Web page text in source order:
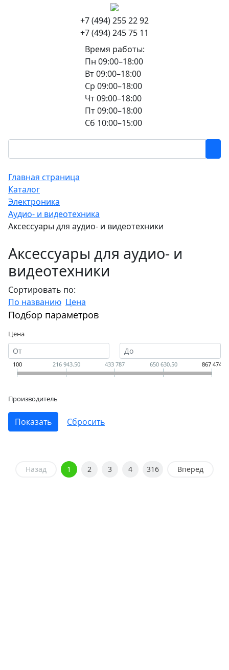
+7 (494) 255 22 92
+7 (494) 245 75 11
Время работы:
Пн 09:00–18:00
Вт 09:00–18:00
Ср 09:00–18:00
Чт 09:00–18:00
Пт 09:00–18:00
Сб 10:00–15:00
Главная страница
Каталог
Электроника
Аудио- и видеотехника
Аксессуары для аудио- и видеотехники
Аксессуары для аудио- и
видеотехники
Сортировать по:
По названию Цена
Подбор параметров
Цена
100 216 943.50 433 787 650 630.50 867 474
Производитель
Назад 1 2 3 4 316 Вперед